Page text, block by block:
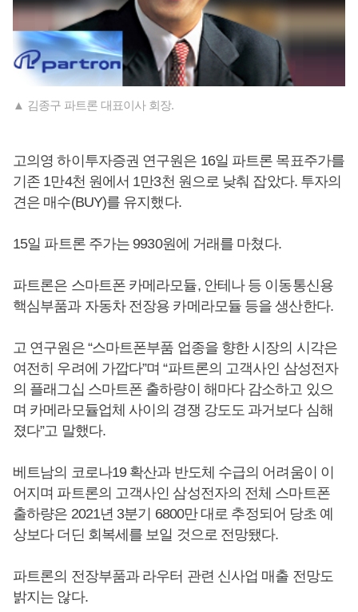
▲ 김종구 파트론 대표이사 회장.
고의영 하이투자증권 연구원은 16일 파트론 목표주가를
기존 1만4천 원에서 1만3천 원으로 낮춰 잡았다. 투자의
견은 매수(BUY)를 유지했다.
15일 파트론 주가는 9930원에 거래를 마쳤다.
파트론은 스마트폰 카메라모듈, 안테나 등 이동통신용
핵심부품과 자동차 전장용 카메라모듈 등을 생산한다.
고 연구원은 “스마트폰부품 업종을 향한 시장의 시각은
여전히 우려에 가깝다”며 “파트론의 고객사인 삼성전자
의 플래그십 스마트폰 출하량이 해마다 감소하고 있으
며 카메라모듈업체 사이의 경쟁 강도도 과거보다 심해
졌다”고 말했다.
베트남의 코로나19 확산과 반도체 수급의 어려움이 이
어지며 파트론의 고객사인 삼성전자의 전체 스마트폰
출하량은 2021년 3분기 6800만 대로 추정되어 당초 예
상보다 더딘 회복세를 보일 것으로 전망됐다.
파트론의 전장부품과 라우터 관련 신사업 매출 전망도
밝지는 않다.